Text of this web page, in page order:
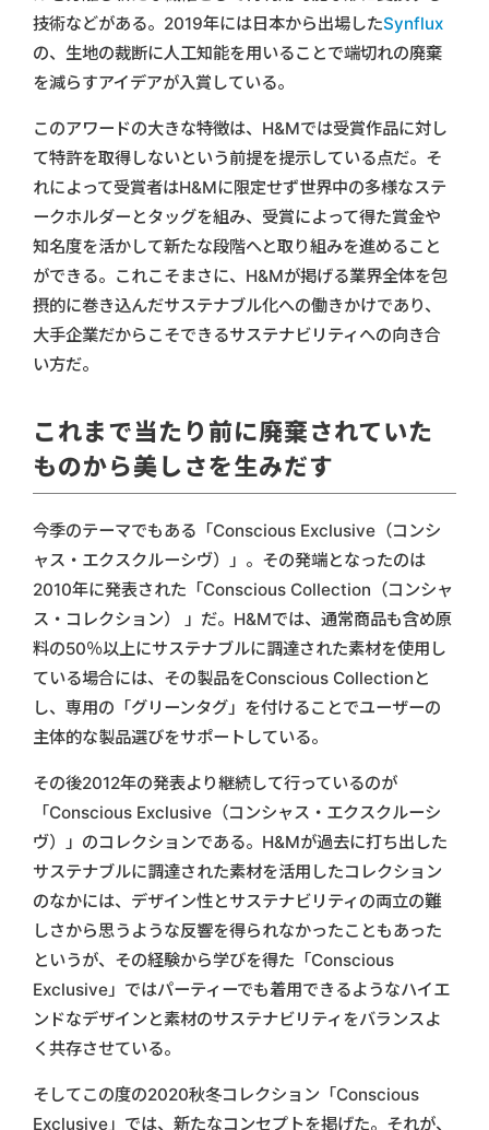
技術などがある。2019年には日本から出場したSynflux
の、生地の裁断に人工知能を用いることで端切れの廃棄
を減らすアイデアが入賞している。
このアワードの大きな特徴は、H&Mでは受賞作品に対し
て特許を取得しないという前提を提示している点だ。そ
れによって受賞者はH&Mに限定せず世界中の多様なステ
ークホルダーとタッグを組み、受賞によって得た賞金や
知名度を活かして新たな段階へと取り組みを進めること
ができる。これこそまさに、H&Mが掲げる業界全体を包
摂的に巻き込んだサステナブル化への働きかけであり、
大手企業だからこそできるサステナビリティへの向き合
い方だ。
これまで当たり前に廃棄されていた
ものから美しさを生みだす
今季のテーマでもある「Conscious Exclusive（コンシ
ャス・エクスクルーシヴ）」。その発端となったのは
2010年に発表された「Conscious Collection（コンシャ
ス・コレクション） 」だ。H&Mでは、通常商品も含め原
料の50％以上にサステナブルに調達された素材を使用し
ている場合には、その製品をConscious Collectionと
し、専用の「グリーンタグ」を付けることでユーザーの
主体的な製品選びをサポートしている。
その後2012年の発表より継続して行っているのが
「Conscious Exclusive（コンシャス・エクスクルーシ
ヴ）」のコレクションである。H&Mが過去に打ち出した
サステナブルに調達された素材を活用したコレクション
のなかには、デザイン性とサステナビリティの両立の難
しさから思うような反響を得られなかったこともあった
というが、その経験から学びを得た「Conscious
Exclusive」ではパーティーでも着用できるようなハイエ
ンドなデザインと素材のサステナビリティをバランスよ
く共存させている。
そしてこの度の2020秋冬コレクション「Conscious
Exclusive」では、新たなコンセプトを掲げた。それが、